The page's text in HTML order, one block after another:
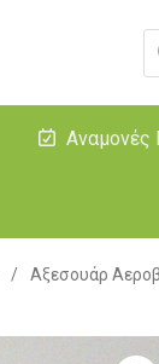
Αναμονές
/ Αξεσουάρ